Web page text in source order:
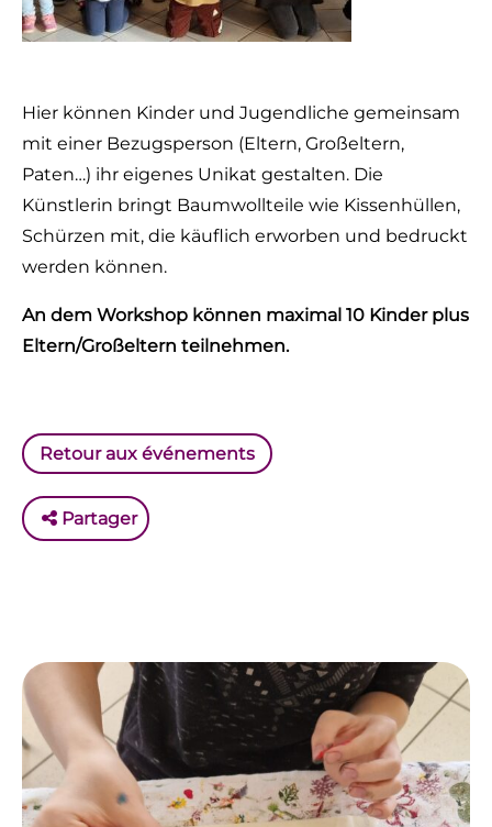
Hier können Kinder und Jugendliche gemeinsam
mit einer Bezugsperson (Eltern, Großeltern,
Paten…) ihr eigenes Unikat gestalten. Die
Künstlerin bringt Baumwollteile wie Kissenhüllen,
Schürzen mit, die käuflich erworben und bedruckt
werden können.
An dem Workshop können maximal 10 Kinder plus
Eltern/Großeltern teilnehmen.
Retour aux événements
Partager